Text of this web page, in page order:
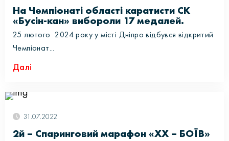
На Чемпіонаті області каратисти СК
«Бусін-кан» вибороли 17 медалей.
25 лютого 2024 року у місті Дніпро відбувся відкритий
Чемпіонат...
Далі
31.07.2022
2й – Спаринговий марафон «XX – БОЇВ»